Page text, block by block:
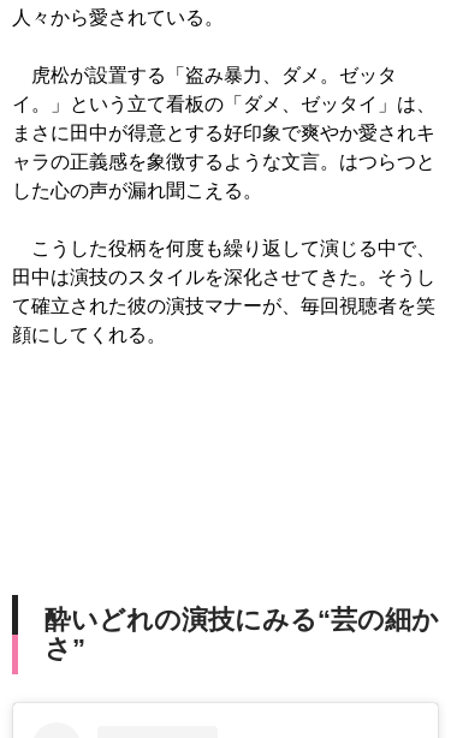
人々から愛されている。
虎松が設置する「盗み暴力、ダメ。ゼッタ
イ。」という立て看板の「ダメ、ゼッタイ」は、
まさに田中が得意とする好印象で爽やか愛されキ
ャラの正義感を象徴するような文言。はつらつと
した心の声が漏れ聞こえる。
こうした役柄を何度も繰り返して演じる中で、
田中は演技のスタイルを深化させてきた。そうし
て確立された彼の演技マナーが、毎回視聴者を笑
顔にしてくれる。
酔いどれの演技にみる“芸の細か
さ”